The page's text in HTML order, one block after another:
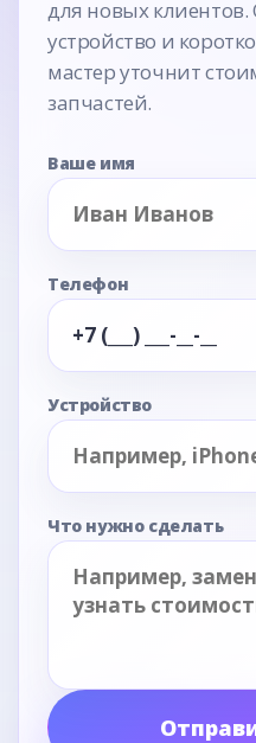
для новых клиентов.
устройство и
мастер уточнит
запчастей.
Ваше имя
Телефон
Устройство
Что нужно сделать